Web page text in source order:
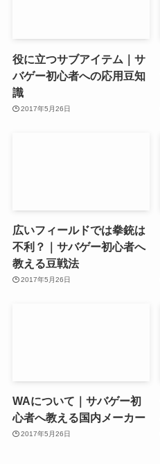
役に立つサブアイテム｜サ
バゲー初心者への応用豆知
識
2017年5月26日
広いフィールドでは拳銃は
不利？｜サバゲー初心者へ
教える豆戦法
2017年5月26日
WAについて｜サバゲー初
心者へ教える国内メーカー
2017年5月26日